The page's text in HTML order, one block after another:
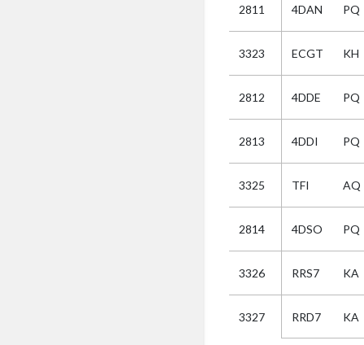
2811 4DAN PQ
3323 ECGT KH
2812 4DDE PQ
2813 4DDI PQ
3325 TFI AQ
2814 4DSO PQ
3326 RRS7 KA
3327 RRD7 KA